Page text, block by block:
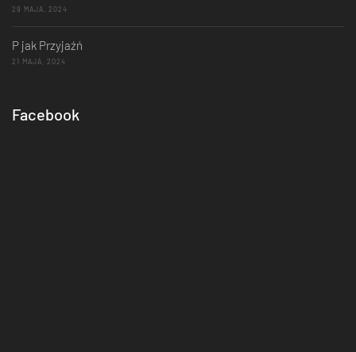
29 MAJA, 2024
P jak Przyjaźń
21 MAJA, 2024
Facebook